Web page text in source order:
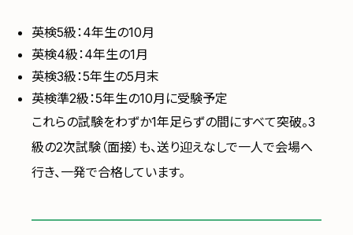
英検5級：4年生の10月
英検4級：4年生の1月
英検3級：5年生の5月末
英検準2級：5年生の10月に受験予定
これらの試験をわずか1年足らずの間にすべて突破。3
級の2次試験（面接）も、送り迎えなしで一人で会場へ
行き、一発で合格しています。